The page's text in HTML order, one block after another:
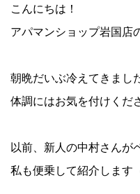
こんにちは！
アパマンショップ岩国店
朝晩だいぶ冷えてきまし
体調にはお気を付けくだ
以前、新人の中村さんが
私も便乗して紹介します